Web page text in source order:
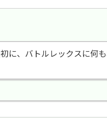
に、バトルレックスに何